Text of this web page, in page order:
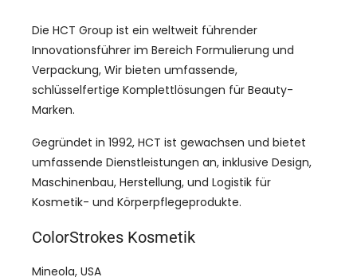
Die HCT Group ist ein weltweit führender
Innovationsführer im Bereich Formulierung und
Verpackung, Wir bieten umfassende,
schlüsselfertige Komplettlösungen für Beauty-
Marken.
Gegründet in 1992, HCT ist gewachsen und bietet
umfassende Dienstleistungen an, inklusive Design,
Maschinenbau, Herstellung, und Logistik für
Kosmetik- und Körperpflegeprodukte.
ColorStrokes Kosmetik
Mineola, USA